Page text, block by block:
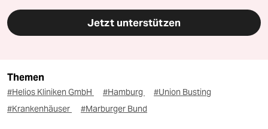
Jetzt unterstützen
Themen
#Helios Kliniken GmbH #Hamburg
#Union Busting
#Krankenhäuser
#Marburger Bund